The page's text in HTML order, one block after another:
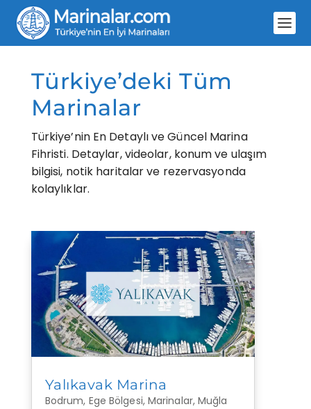
Türkiye’deki Tüm
Marinalar
Türkiye’nin En Detaylı ve Güncel Marina
Fihristi. Detaylar, videolar, konum ve ulaşım
bilgisi, notik haritalar ve rezervasyonda
kolaylıklar.
Yalıkavak Marina
Bodrum, Ege Bölgesi, Marinalar,Muğla